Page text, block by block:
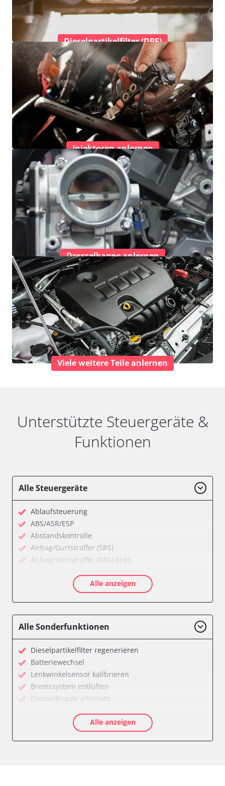
Dieselpartikelfilter (DPF)
Injektoren anlernen
Drosselkappe anlernen
Viele weitere Teile anlernen
Unterstützte Steuergeräte &
Funktionen
Alle Steuergeräte
Ablaufsteuerung
ABS/ASR/ESP
Abstandskontrolle
Airbag/Gurtstraffer (SRS)
Airbag/Gurtstraffer (SRS) links
Allradelektronik
Anhängersteuergerät
Bremskraftverstärker
Diagnoseschnittstelle (EOBD/OBDII)
Differentialsperre
Einparkhilfe
Einparkhilfe Lenkhilfe
Fahrtrichtungskamera
Fernlichtassistent
Feststellbremse (EPB / SBC)
Alle anzeigen
Alle Sonderfunktionen
Dieselpartikelfilter regenerieren
Batteriewechsel
Lenkwinkelsensor kalibrieren
Bremssystem entlüften
Drosselklappe anlernen
Luftmassenmesser anlernen
Kraftstofftank entleeren
Alle anzeigen